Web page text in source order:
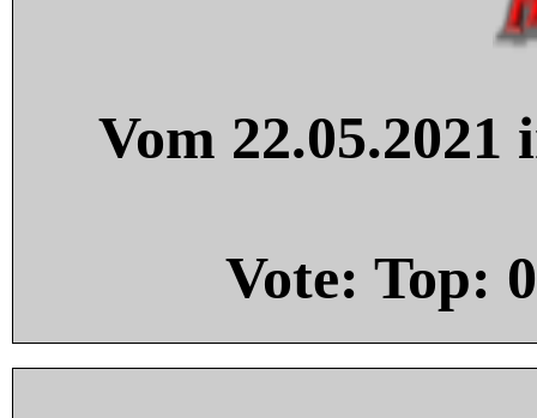
Vom
Vote: Top: 0